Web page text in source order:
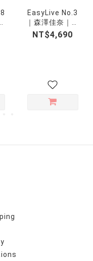
EasyLive No.3
｜森澤佳奈｜智
慧電動潮吹倒模
飛機杯
NT$4,690